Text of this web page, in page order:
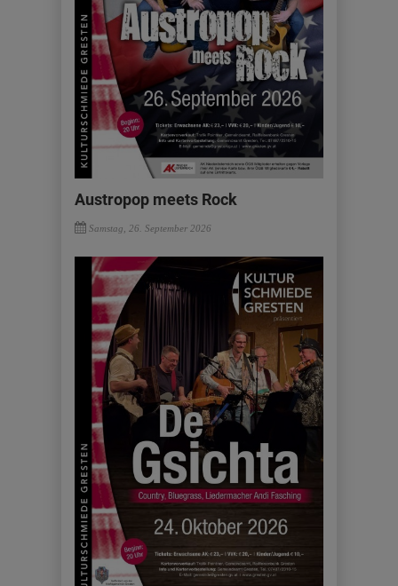
Austropop meets Rock
Samstag, 26. September 2026